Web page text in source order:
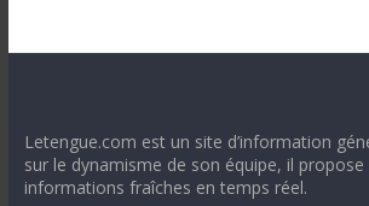
Letengue.com est un site d’information
sur le dynamisme de son équipe, il
informations fraîches en temps réel.